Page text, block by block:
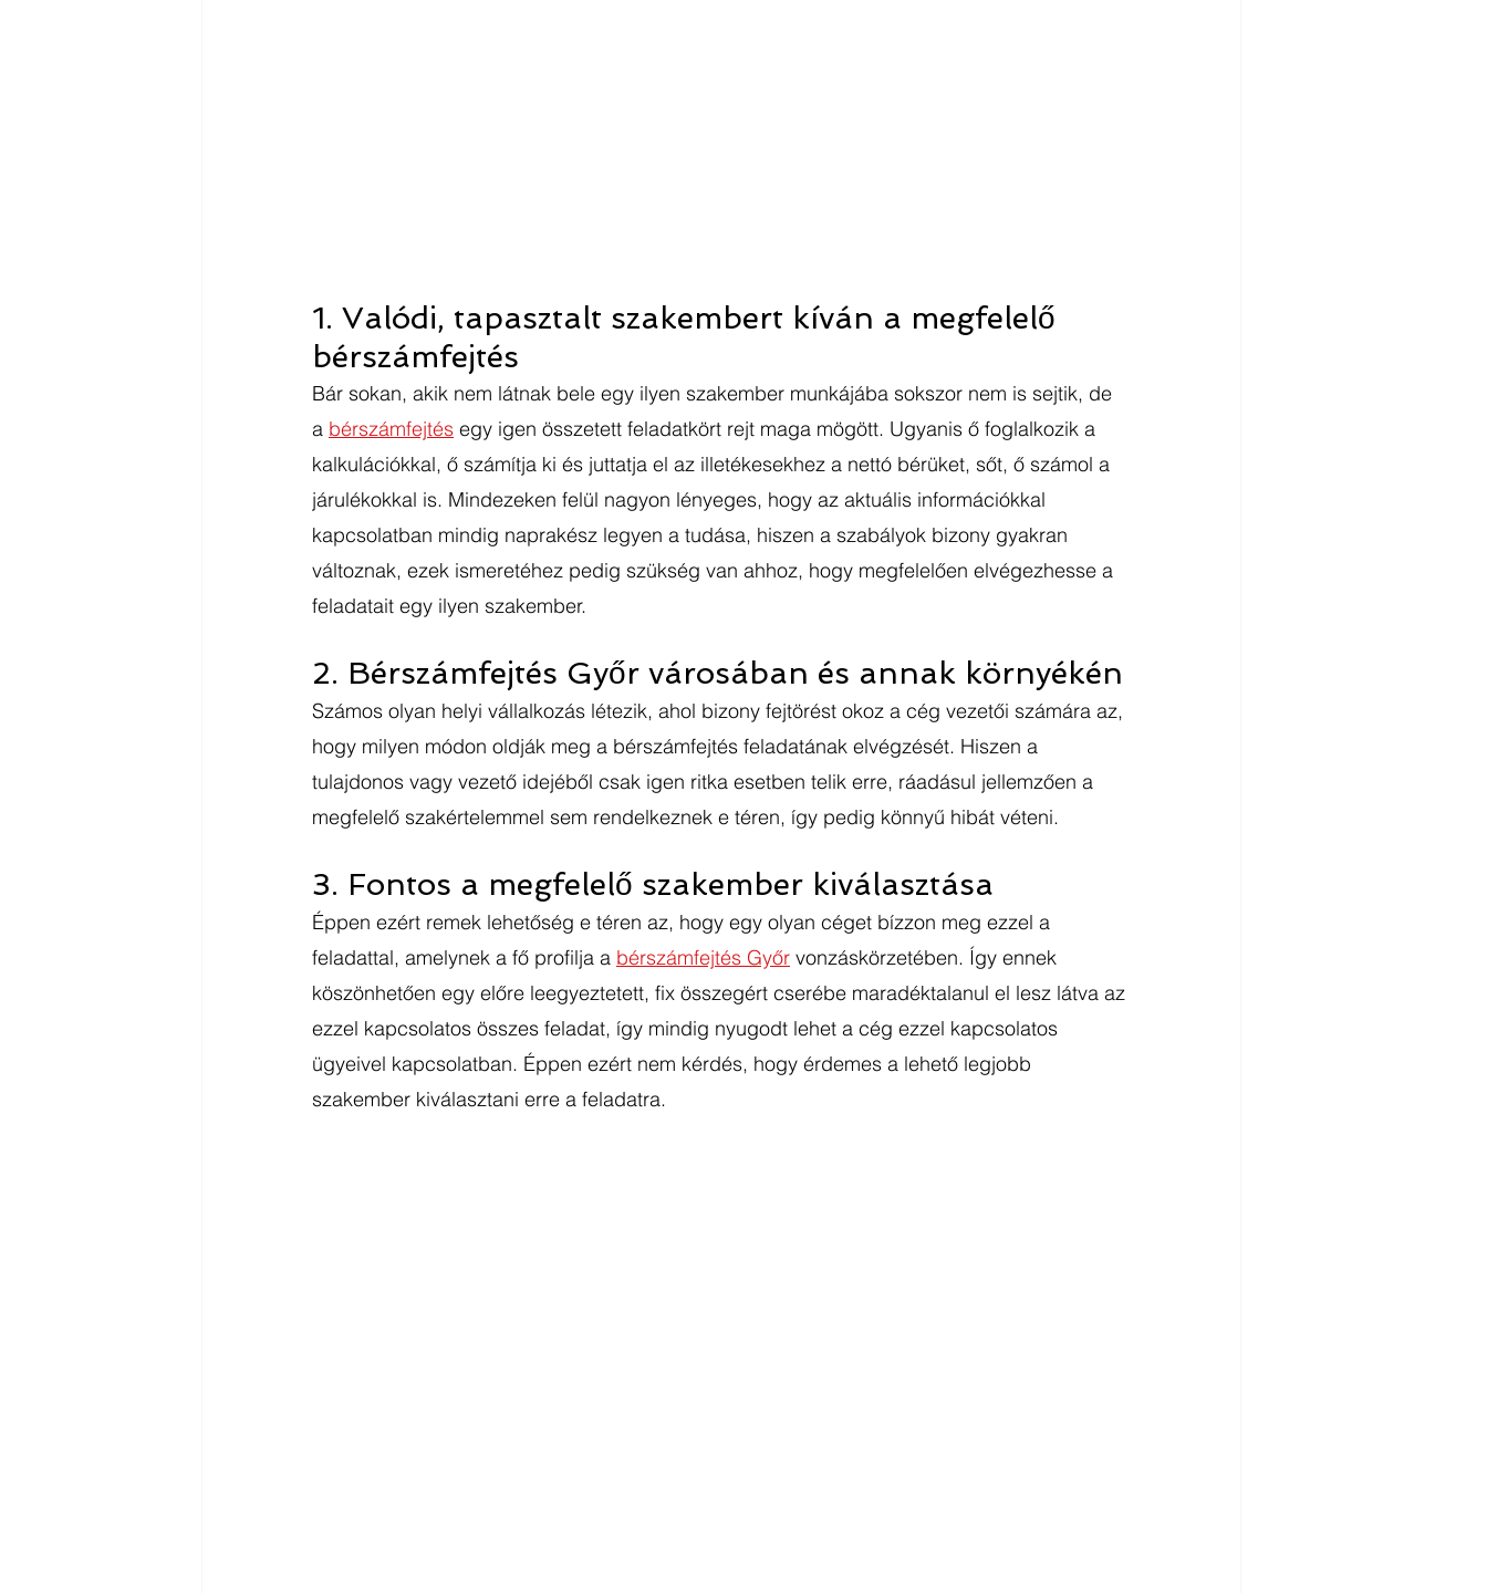
1. Valódi, tapasztalt szakembert kíván a megfelelő
bérszámfejtés
Bár sokan, akik nem látnak bele egy ilyen szakember munkájába sokszor nem is sejtik, de
a bérszámfejtés egy igen összetett feladatkört rejt maga mögött. Ugyanis ő foglalkozik a
kalkulációkkal, ő számítja ki és juttatja el az illetékesekhez a nettó bérüket, sőt, ő számol a
járulékokkal is. Mindezeken felül nagyon lényeges, hogy az aktuális információkkal
kapcsolatban mindig naprakész legyen a tudása, hiszen a szabályok bizony gyakran
változnak, ezek ismeretéhez pedig szükség van ahhoz, hogy megfelelően elvégezhesse a
feladatait egy ilyen szakember.
2. Bérszámfejtés Győr városában és annak környékén
Számos olyan helyi vállalkozás létezik, ahol bizony fejtörést okoz a cég vezetői számára az,
hogy milyen módon oldják meg a bérszámfejtés feladatának elvégzését. Hiszen a
tulajdonos vagy vezető idejéből csak igen ritka esetben telik erre, ráadásul jellemzően a
megfelelő szakértelemmel sem rendelkeznek e téren, így pedig könnyű hibát véteni.
3. Fontos a megfelelő szakember kiválasztása
Éppen ezért remek lehetőség e téren az, hogy egy olyan céget bízzon meg ezzel a
feladattal, amelynek a fő profilja a bérszámfejtés Győr vonzáskörzetében. Így ennek
köszönhetően egy előre leegyeztetett, fix összegért cserébe maradéktalanul el lesz látva az
ezzel kapcsolatos összes feladat, így mindig nyugodt lehet a cég ezzel kapcsolatos
ügyeivel kapcsolatban. Éppen ezért nem kérdés, hogy érdemes a lehető legjobb
szakember kiválasztani erre a feladatra.